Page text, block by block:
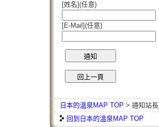
[姓名](任意)
[E-Mail](任意)
日本的溫泉MAP TOP > 通知站長
回到日本的溫泉MAP TOP